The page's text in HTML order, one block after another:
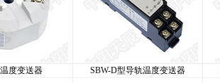
度变送器 SBW-D型导轨温度变送器